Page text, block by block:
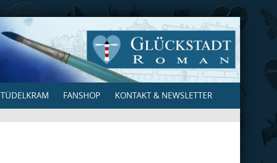
TÜDELKRAM FANSHOP KONTAKT & NEWSLETTER